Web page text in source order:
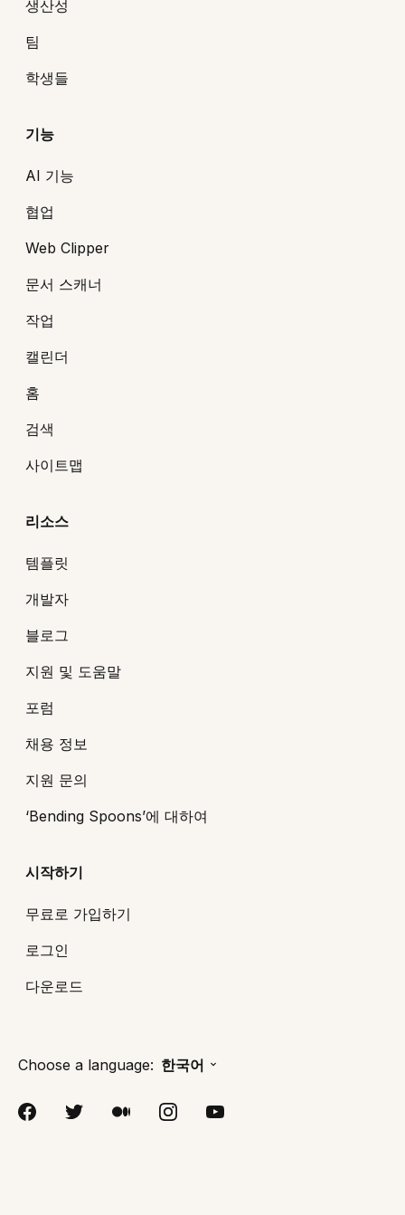
생산성
팀
학생들
기능
AI 기능
협업
Web Clipper
문서 스캐너
작업
캘린더
홈
검색
사이트맵
리소스
템플릿
개발자
블로그
지원 및 도움말
포럼
채용 정보
지원 문의
‘Bending Spoons’에 대하여
시작하기
무료로 가입하기
로그인
다운로드
Choose a language: 한국어